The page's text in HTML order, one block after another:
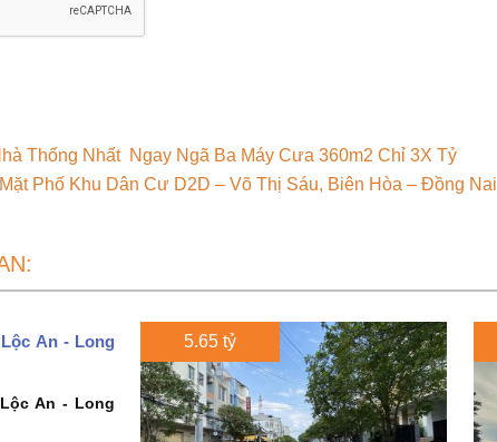
Thống Nhất Ngay Ngã Ba Máy Cưa 360m2 Chỉ 3X Tỷ
Phố Khu Dân Cư D2D – Võ Thị Sáu, Biên Hòa – Đồng Nai
An - Long
An - Long
5.65 tỷ